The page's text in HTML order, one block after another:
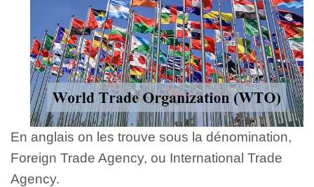
En anglais on les trouve sous la dénomination,
Foreign Trade Agency, ou International Trade
Agency.